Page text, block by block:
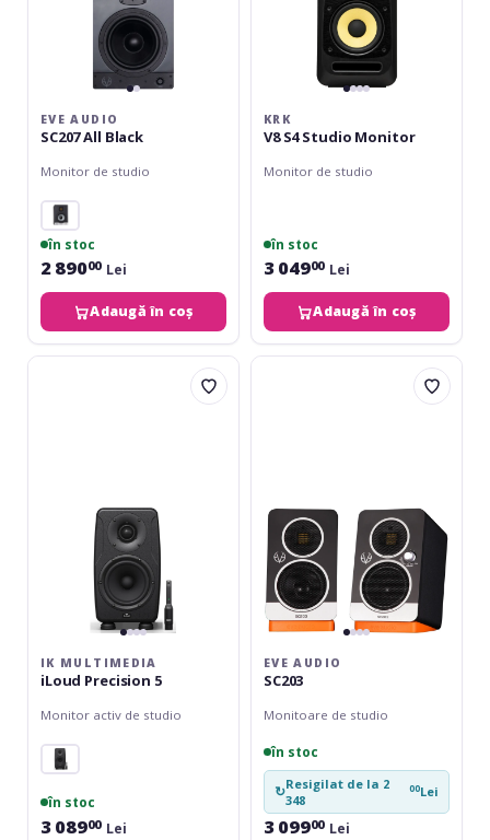
EVE AUDIO
SC207 All Black
Monitor de studio
în stoc
2 89000 Lei
Adaugă în coș
KRK
V8 S4 Studio Monitor
Monitor de studio
în stoc
3 04900 Lei
Adaugă în coș
IK
IK MULTIMEDIA
iLoud Precision 5
Monitor activ de studio
în stoc
3 08900 Lei
EVE
EVE AUDIO
SC203
Monitoare de studio
în stoc
↻Resigilat de la 2
348
00Lei
3 09900 Lei